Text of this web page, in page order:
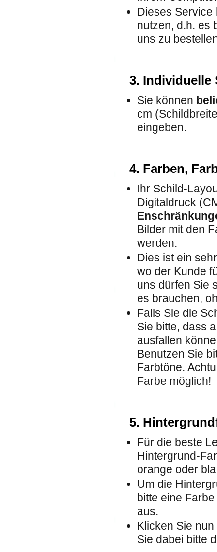
Dieses
nutzen, d.h. es
uns zu
3. Individuelle
Sie können
cm
eingeben.
4. Farben,
Ihr Schild-
Digitaldruck
Bilder mit den
werden.
Dies ist ein
wo der Kunde
uns dürfen Sie
es brauchen,
Falls Sie die
Sie bitte, dass
ausfallen
Benutzen Sie
Farbtöne.
Farbe möglich!
5.
Für die beste
Hintergrund-
orange oder
Um die
bitte eine
aus.
Klicken Sie
Sie dabei bitte